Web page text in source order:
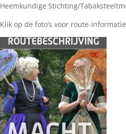
Heemkundige Stichting/
Klik op de foto’s voor route-